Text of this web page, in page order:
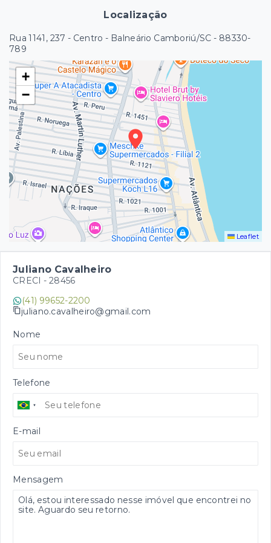
Localização
Rua 1141, 237 - Centro - Balneário Camboriú/SC - 88330-
789
+
−
Leaflet
Juliano Cavalheiro
CRECI - 28456
(41) 99652-2200
juliano.cavalheiro@gmail.com
Nome
Telefone
E-mail
Mensagem